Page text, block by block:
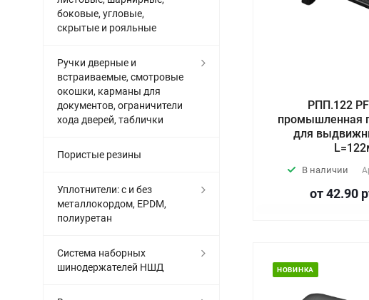
РПП.122
промышленная
для
В наличии
от 42.90
НОВИНКА
боковые, угловые,
скрытые и рояльные
Ручки дверные и
встраиваемые, смотровые
окошки, карманы для
документов, ограничители
хода дверей, таблички
Пористые резины
Уплотнители: с и без
металлокордом, EPDM,
полиуретан
Система наборных
шинодержателей НШД